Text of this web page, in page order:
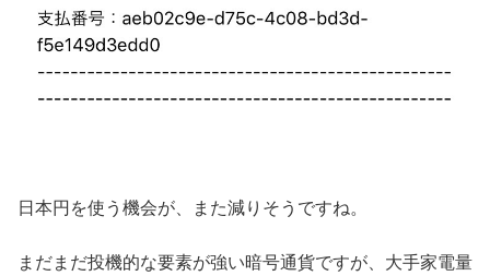
日本円を使う機会が、また減りそうですね。
まだまだ投機的な要素が強い暗号通貨ですが、大手家電量